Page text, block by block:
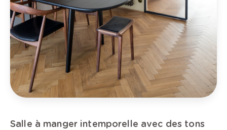
Salle à manger intemporelle avec des tons